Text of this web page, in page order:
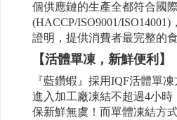
個供應鏈的生產全都符合國
(HACCP/ISO9001/
證明，提供消費者最完整的食
【活體單凍，新鮮便利】
『藍鑽蝦』採用IQF活體單
進入加工廠凍結不超過4小時
保新鮮無虞！而單體凍結方